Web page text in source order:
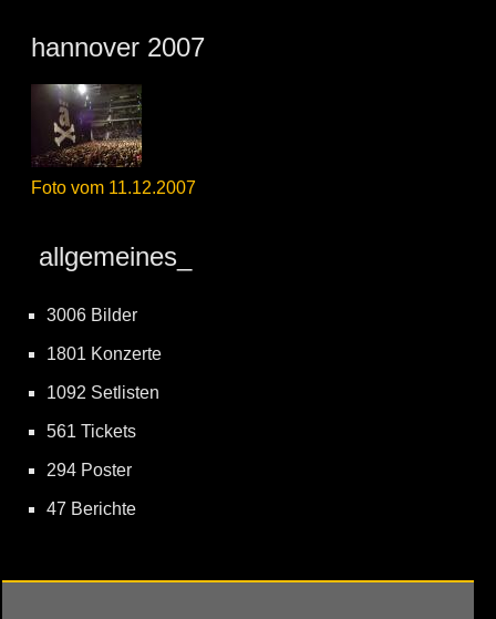
hannover 2007
Foto vom 11.12.2007
allgemeines_
3006 Bilder
1801 Konzerte
1092 Setlisten
561 Tickets
294 Poster
47 Berichte